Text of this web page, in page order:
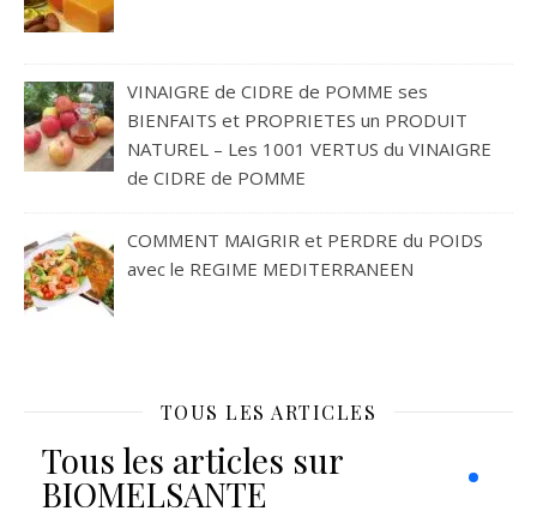
VINAIGRE de CIDRE de POMME ses
BIENFAITS et PROPRIETES un PRODUIT
NATUREL – Les 1001 VERTUS du VINAIGRE
de CIDRE de POMME
COMMENT MAIGRIR et PERDRE du POIDS
avec le REGIME MEDITERRANEEN
TOUS LES ARTICLES
Tous les articles sur
BIOMELSANTE